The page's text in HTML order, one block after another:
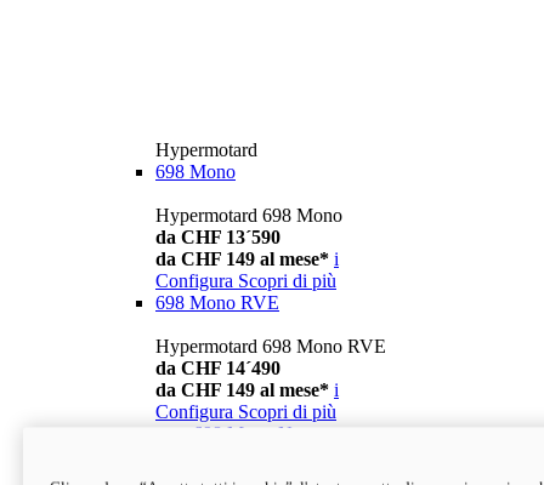
Hypermotard
698 Mono
Hypermotard 698 Mono
da CHF 13´590
da CHF 149 al mese* i
Configura Scopri di più
698 Mono RVE
Hypermotard 698 Mono RVE
da CHF 14´490
da CHF 149 al mese* i
Configura Scopri di più
698 Mono Nera
Hypermotard 698 Mono Nera